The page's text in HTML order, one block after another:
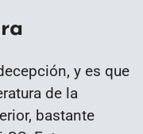
y es que
de la
bastante